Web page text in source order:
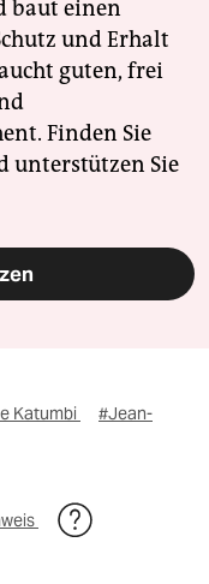
baut einen
und Erhalt
guten, frei
Finden Sie
unterstützen Sie
Katumbi
#Jean-